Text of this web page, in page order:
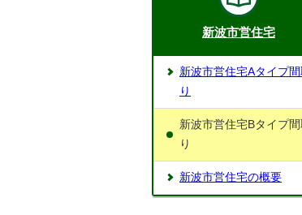
新波市営住宅
新波市営住宅Aタイプ間
り
新波市営住宅Bタイプ間
り
新波市営住宅の概要